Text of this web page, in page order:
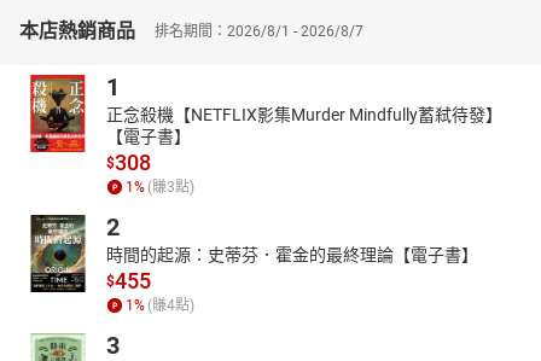
本店熱銷商品 排名期間：2026/8/1 - 2026/8/7
1
正念殺機【NETFLIX影集Murder Mindfully蓄弒待發】
【電子書】
$308
1% (賺3點)
2
時間的起源：史蒂芬．霍金的最終理論【電子書】
$455
1% (賺4點)
3